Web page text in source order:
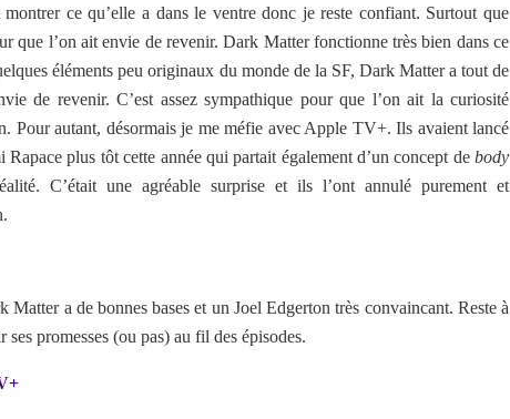
montrer ce qu’elle a dans le ventre donc je reste confiant. Surtout que
que l’on ait envie de revenir. Dark Matter fonctionne très bien dans ce
éléments peu originaux du monde de la SF, Dark Matter a tout de
de revenir. C’est assez sympathique pour que l’on ait la curiosité
Pour autant, désormais je me méfie avec Apple TV+. Ils avaient lancé
Rapace plus tôt cette année qui partait également d’un concept de body
C’était une agréable surprise et ils l’ont annulé purement et
Matter a de bonnes bases et un Joel Edgerton très convaincant. Reste à
promesses (ou pas) au fil des épisodes.